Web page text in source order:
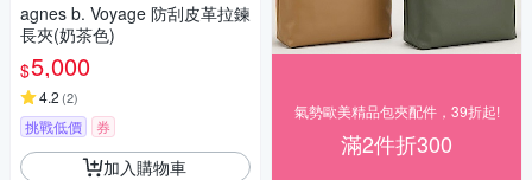
agnes b. Voyage 防刮皮革拉鍊
長夾(奶茶色)
$5,000
4.2 (2)
挑戰低價 券
加入購物車
氣勢歐美精品包夾配件，39折起!
滿2件折300